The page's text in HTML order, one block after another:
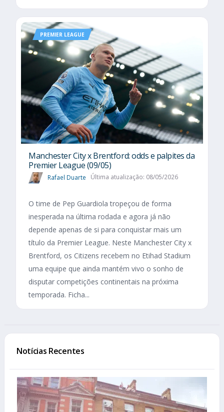
PREMIER LEAGUE
Manchester City x Brentford: odds e palpites da
Premier League (09/05)
Rafael Duarte Última atualização: 08/05/2026
O time de Pep Guardiola tropeçou de forma
inesperada na última rodada e agora já não
depende apenas de si para conquistar mais um
título da Premier League. Neste Manchester City x
Brentford, os Citizens recebem no Etihad Stadium
uma equipe que ainda mantém vivo o sonho de
disputar competições continentais na próxima
temporada. Ficha...
Notícias Recentes